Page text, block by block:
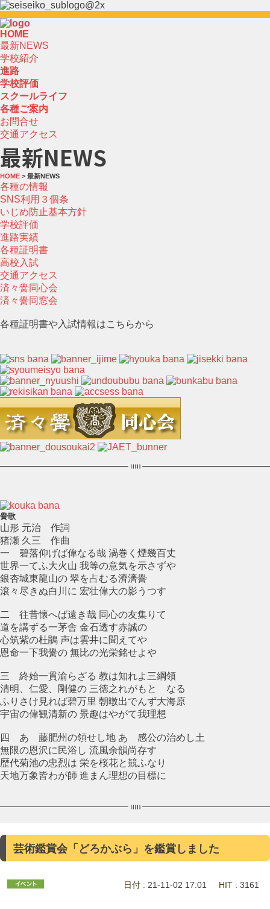
HOME
最新NEWS
学校紹介
進路
学校評価
スクールライフ
各種ご案内
お問合せ
交通アクセス
最新NEWS
HOME > 最新NEWS
各種の情報
SNS利用３個条
いじめ防止基本方針
学校評価
進路実績
各種証明書
高校入試
交通アクセス
済々黌同心会
済々黌同窓会
各種証明書や入試情報はこちらから
黌歌
山形 元治 作詞
猪瀬 久三 作曲
一 碧落仰げば偉なる哉 渦巻く煙幾百丈
世界一てふ大火山 我等の意気を示さずや
銀杏城東龍山の 翠を占むる濟濟黌
滾々尽きぬ白川に 宏壮偉大の影うつす
二 往昔懐へば遠き哉 同心の友集りて
道を講ずる一茅舎 金石透す赤誠の
心筑紫の杜鵑 声は雲井に聞えてや
恩命一下我黌の 無比の光栄銘せよや
三 終始一貫渝らざる 教は知れよ三綱領
清明、仁愛、剛健の 三徳之れがもとゝなる
ふりさけ見れば碧万里 朝暾出でんず大海原
宇宙の偉観清新の 景趣はやがて我理想
四 あゝ藤肥州の領せし地 あゝ感公の治めし土
無限の恩沢に民浴し 流風余韻尚存す
歴代菊池の忠烈は 栄を桜花と競ふなり
天地万象皆わが師 進まん理想の目標に
芸術鑑賞会「どろかぶら」を鑑賞しました
日付 : 21-11-02 17:01 HIT : 3161